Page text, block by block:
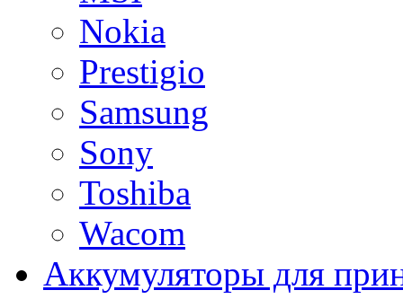
Nokia
Prestigio
Samsung
Sony
Toshiba
Wacom
Аккумуляторы для